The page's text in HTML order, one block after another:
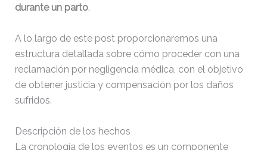
durante un parto.
A lo largo de este post proporcionaremos una
estructura detallada sobre cómo proceder con una
reclamación por negligencia médica, con el objetivo
de obtener justicia y compensación por los daños
sufridos.
Descripción de los hechos
La cronología de los eventos es un componente